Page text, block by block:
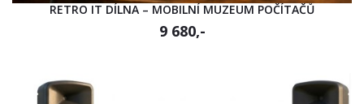
RETRO IT DÍLNA – MOBILNÍ MUZEUM POČÍTAČŮ
9 680,-